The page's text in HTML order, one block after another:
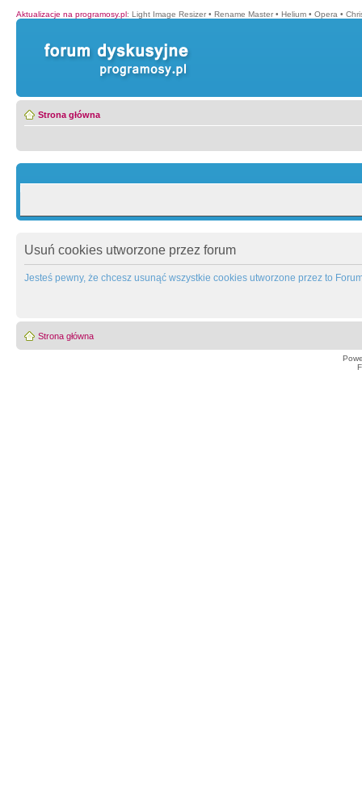
Aktualizacje na programosy.pl: Light Image Resizer • Rename Master • Helium • Opera •
Strona główna
Usuń cookies utworzone przez forum
Jesteś pewny, że chcesz usunąć wszystkie cookies utworzone przez to
Strona główna